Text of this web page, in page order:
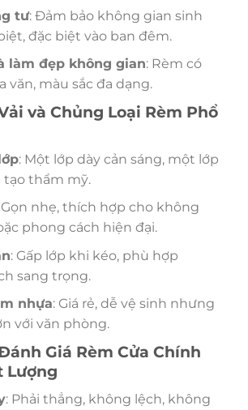
tư: Đảm bảo không gian sinh
đặc biệt vào ban đêm.
làm đẹp không gian: Rèm có
văn, màu sắc đa dạng.
và Chủng Loại Rèm Phổ
: Một lớp dày cản sáng, một lớp
tạo thẩm mỹ.
Gọn nhẹ, thích hợp cho không
phong cách hiện đại.
: Gấp lớp khi kéo, phù hợp
sang trọng.
nhựa: Giá rẻ, dễ vệ sinh nhưng
với văn phòng.
Giá Rèm Cửa Chính
Lượng
: Phải thẳng, không lệch, không